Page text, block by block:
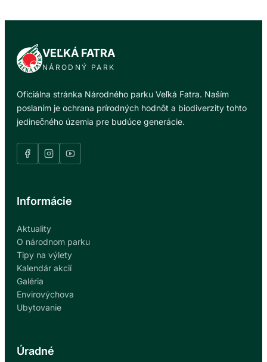
VEĽKÁ FATRA
NÁRODNÝ PARK
Oficiálna stránka Národného parku Veľká Fatra. Naším
poslaním je ochrana prírodných hodnôt a biodiverzity tohto
jedinečného územia pre budúce generácie.
Informácie
Aktuality
O národnom parku
Tipy na výlety
Kalendár akcií
Galéria
Envirovýchova
Ubytovanie
Úradné